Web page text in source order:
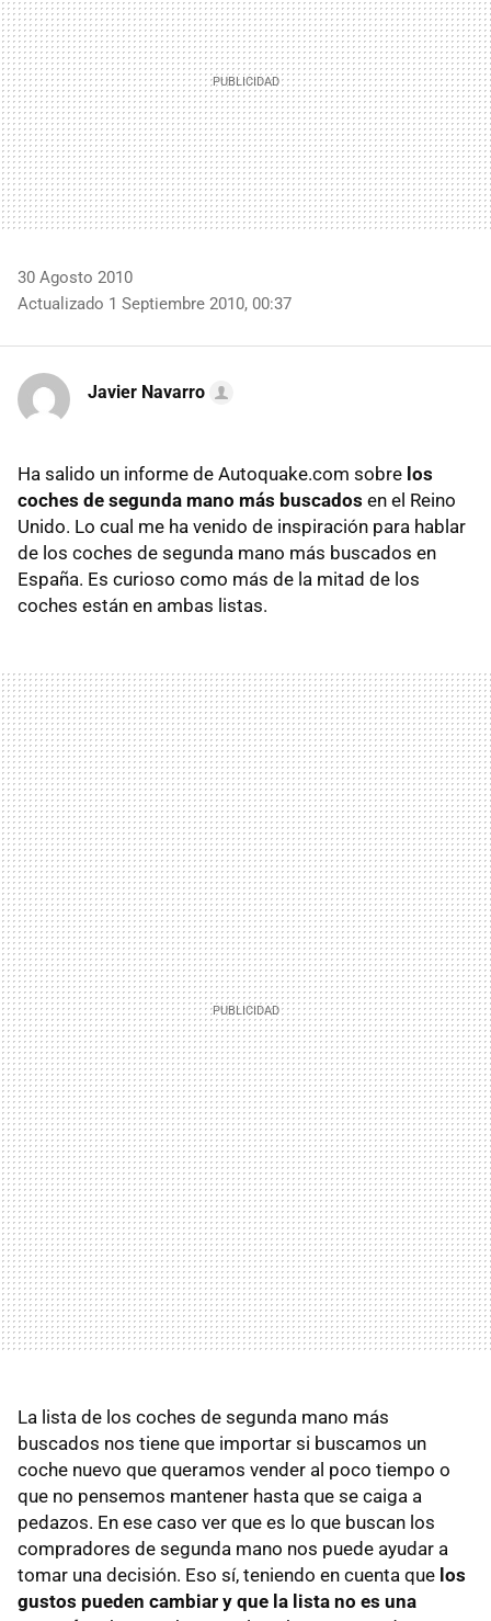
30 Agosto 2010
Actualizado 1 Septiembre 2010, 00:37
Javier Navarro
Ha salido un informe de Autoquake.com sobre los
coches de segunda mano más buscados en el Reino
Unido. Lo cual me ha venido de inspiración para hablar
de los coches de segunda mano más buscados en
España. Es curioso como más de la mitad de los
coches están en ambas listas.
La lista de los coches de segunda mano más
buscados nos tiene que importar si buscamos un
coche nuevo que queramos vender al poco tiempo o
que no pensemos mantener hasta que se caiga a
pedazos. En ese caso ver que es lo que buscan los
compradores de segunda mano nos puede ayudar a
tomar una decisión. Eso sí, teniendo en cuenta que los
gustos pueden cambiar y que la lista no es una